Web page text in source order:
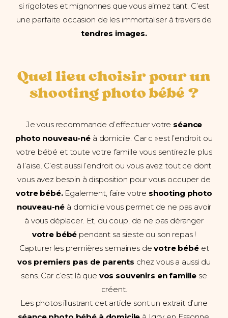
si rigolotes et mignonnes que vous aimez tant. C’est
une parfaite occasion de les immortaliser à travers de
tendres images.
Quel lieu choisir pour un
shooting photo bébé ?
Je vous recommande d’effectuer votre séance
photo nouveau-né à domicile. Car c »est l’endroit ou
votre bébé et toute votre famille vous sentirez le plus
à l’aise. C’est aussi l’endroit ou vous avez tout ce dont
vous avez besoin à disposition pour vous occuper de
votre bébé.Egalement, faire votre shooting photo
nouveau-né à domicile vous permet de ne pas avoir
à vous déplacer. Et, du coup, de ne pas déranger
votre bébé pendant sa sieste ou son repas !
Capturer les premières semaines devotre bébéet
vos premiers pas de parents chez vous a aussi du
sens. Car c’est là que vos souvenirs en famille se
créent.
Les photos illustrant cet article sont un extrait d’une